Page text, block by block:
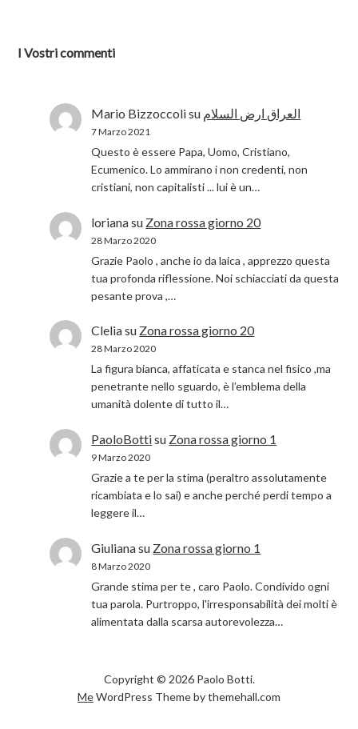
I Vostri commenti
Mario Bizzoccolisu العراق ارض السلام
7 Marzo 2021
Questo è essere Papa, Uomo, Cristiano,
Ecumenico. Lo ammirano i non credenti, non
cristiani, non capitalisti ... lui è un…
lorianasu Zona rossa giorno 20
28 Marzo 2020
Grazie Paolo , anche io da laica , apprezzo questa
tua profonda riflessione. Noi schiacciati da questa
pesante prova ,…
Cleliasu Zona rossa giorno 20
28 Marzo 2020
La figura bianca, affaticata e stanca nel fisico ,ma
penetrante nello sguardo, è l’emblema della
umanità dolente di tutto il…
PaoloBottisu Zona rossa giorno 1
9 Marzo 2020
Grazie a te per la stima (peraltro assolutamente
ricambiata e lo sai) e anche perché perdi tempo a
leggere il…
Giulianasu Zona rossa giorno 1
8 Marzo 2020
Grande stima per te , caro Paolo. Condivido ogni
tua parola. Purtroppo, l'irresponsabilità dei molti è
alimentata dalla scarsa autorevolezza…
Copyright © 2026 Paolo Botti.
MeWordPress Theme by themehall.com